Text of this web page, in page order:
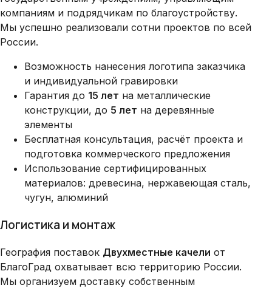
компаниям и подрядчикам по благоустройству.
Мы успешно реализовали сотни проектов по всей
России.
Возможность нанесения логотипа заказчика
и индивидуальной гравировки
Гарантия до 15 лет на металлические
конструкции, до 5 лет на деревянные
элементы
Бесплатная консультация, расчёт проекта и
подготовка коммерческого предложения
Использование сертифицированных
материалов: древесина, нержавеющая сталь,
чугун, алюминий
Логистика и монтаж
География поставок Двухместные качели от
БлагоГрад охватывает всю территорию России.
Мы организуем доставку собственным